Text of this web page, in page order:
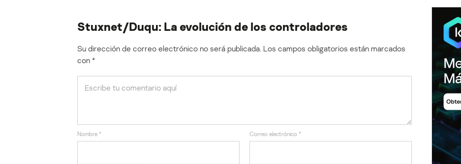
Stuxnet/Duqu: La evolución de los controladores
Su dirección de correo electrónico no será publicada. Los campos obligatorios están marcados
con *
Nombre * Correo electrónico *